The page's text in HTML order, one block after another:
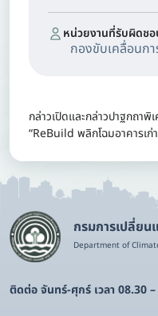
หน่วยงานที่รับผิดช
กองขับเคลื่อนก
กล่าวเปิดและกล่าวปาฐกถาพิ
“ReBuild พลิกโฉมอาคารเก่
กรมการเปลี่ย
Department of
ติดต่อ จันทร์-ศุกร์ เวลา 08.30